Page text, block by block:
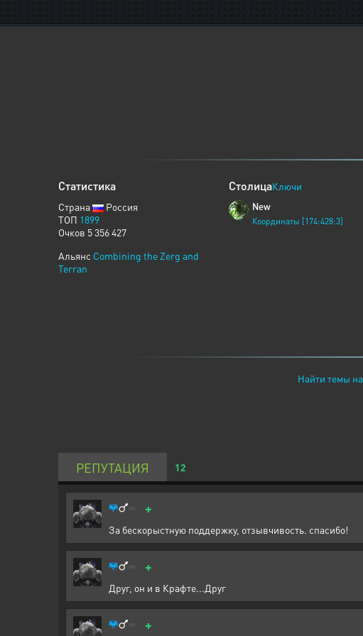
Статистика
Страна
Россия
ТОП 1899
Очков 5 356 427
Альянс Combining the Zerg and
Terran
СтолицаКлючи
New
Координаты [174:428:3]
Найти темы
РЕПУТАЦИЯ 12
+
За бескорыстную поддержку, отзывчивость. спасибо!
+
Друг, он и в Крафте...Друг
+